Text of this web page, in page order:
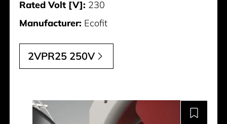
Rated Volt [V]: 230
Manufacturer: Ecofit
2VPR25 250V